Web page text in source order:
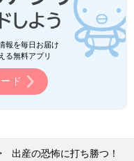
報を毎日お届け
る無料アプリ
ド
出産の恐怖に打ち勝つ！